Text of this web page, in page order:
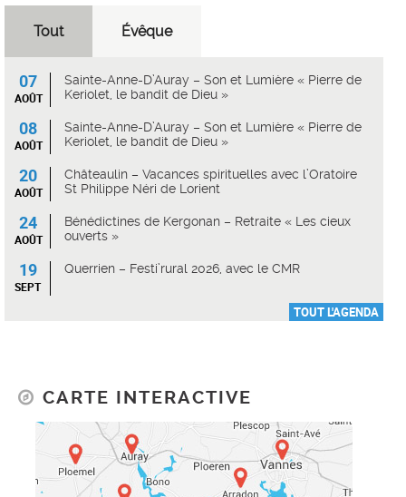
Tout Évêque
07
AOÛT
Sainte-Anne-D’Auray – Son et Lumière « Pierre de
Keriolet, le bandit de Dieu »
08
AOÛT
Sainte-Anne-D’Auray – Son et Lumière « Pierre de
Keriolet, le bandit de Dieu »
20
AOÛT
Châteaulin – Vacances spirituelles avec l’Oratoire
St Philippe Néri de Lorient
24
AOÛT
Bénédictines de Kergonan – Retraite « Les cieux
ouverts »
19
SEPT
Querrien – Festi’rural 2026, avec le CMR
TOUT L'AGENDA
CARTE INTERACTIVE